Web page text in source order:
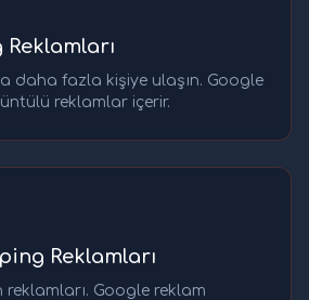
daha fazla kişiye ulaşın. Google
reklamlar içerir.
Reklamları
reklamları. Google reklam